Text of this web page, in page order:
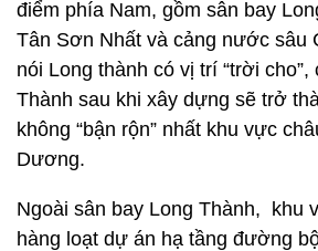
điểm phía Nam, gồm sân bay
Tân Sơn Nhất và cảng nước sâu
nói Long thành có vị trí “trời cho”,
Thành sau khi xây dựng sẽ trở
không “bận rộn” nhất khu vực
Dương.
Ngoài sân bay Long Thành, khu
hàng loạt dự án hạ tầng đường